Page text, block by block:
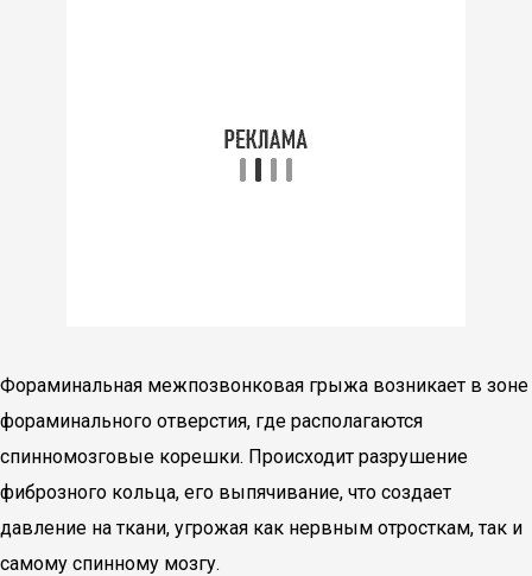
Фораминальная межпозвонковая грыжа возникает в зоне
фораминального отверстия, где располагаются
спинномозговые корешки. Происходит разрушение
фиброзного кольца, его выпячивание, что создает
давление на ткани, угрожая как нервным отросткам, так и
самому спинному мозгу.